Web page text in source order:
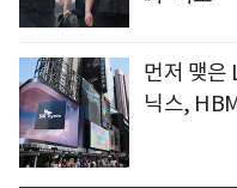
먼저 맺은
닉스,